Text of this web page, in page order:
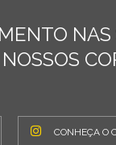
NAS
CONHEÇA O